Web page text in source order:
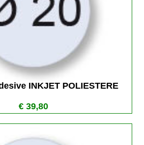
INKJET POLIESTERE
€ 39,80